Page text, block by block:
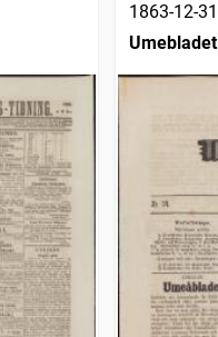
1863-12-31
Umebladet